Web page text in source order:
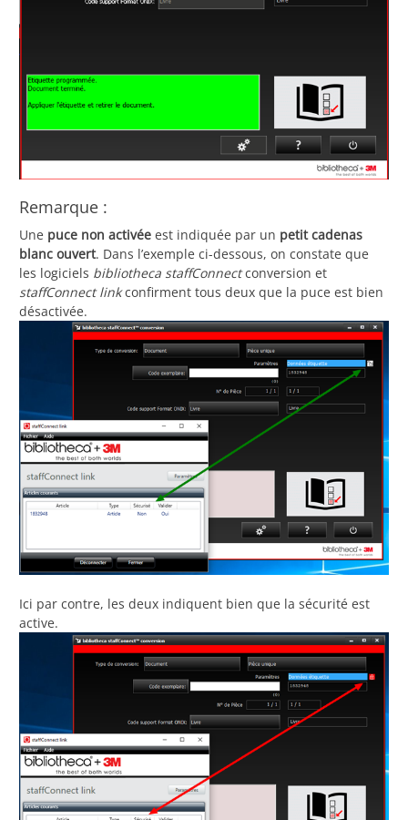
Remarque :
Une puce non activée est indiquée par un petit cadenas
blanc ouvert. Dans l’exemple ci-dessous, on constate que
les logiciels bibliotheca staffConnectconversion et
staffConnect linkconfirment tous deux que la puce est bien
désactivée.
Ici par contre, les deux indiquent bien que la sécurité est
active.